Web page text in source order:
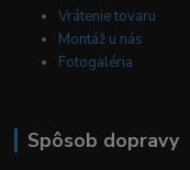
Vrátenie tovaru
Montáž u nás
Fotogaléria
Spôsob dopravy